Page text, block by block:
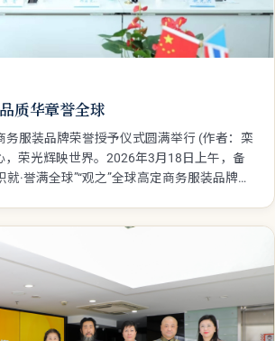
质华章誉全球
务服装品牌荣誉授予仪式圆满举行 (作者：栾
，荣光辉映世界。2026年3月18日上午，备
·誉满全球”“观之”全球高定商务服装品牌荣